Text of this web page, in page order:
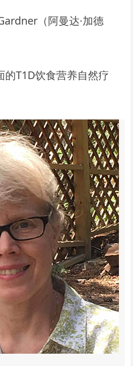
（阿曼达·加德
T1D饮食营养自然疗